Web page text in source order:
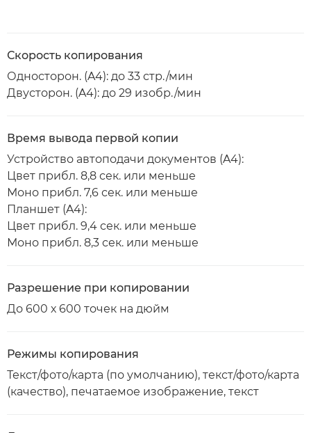
Скорость копирования
Односторон. (A4): до 33 стр./мин
Двусторон. (A4): до 29 изобр./мин
Время вывода первой копии
Устройство автоподачи документов (A4):
Цвет прибл. 8,8 сек. или меньше
Моно прибл. 7,6 сек. или меньше
Планшет (A4):
Цвет прибл. 9,4 сек. или меньше
Моно прибл. 8,3 сек. или меньше
Разрешение при копировании
До 600 х 600 точек на дюйм
Режимы копирования
Текст/фото/карта (по умолчанию), текст/фото/карта
(качество), печатаемое изображение, текст